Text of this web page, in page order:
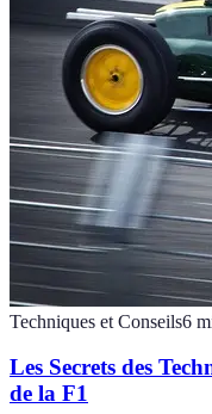
Techniques et Conseils6
Les Secrets des
de la F1